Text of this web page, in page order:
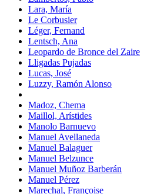
Lara, María
Le Corbusier
Léger, Fernand
Lentsch, Ana
Leopardo de Bronce del Zaire
Lligadas Pujadas
Lucas, José
Luzzy, Ramón Alonso
Madoz, Chema
Maillol, Arístides
Manolo Barnuevo
Manuel Avellaneda
Manuel Balaguer
Manuel Belzunce
Manuel Muñoz Barberán
Manuel Pérez
Marechal, Françoise